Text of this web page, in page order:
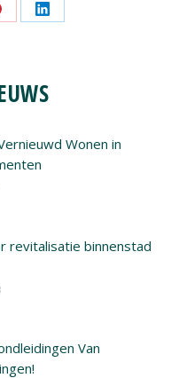
Share
Wonen in
revitalisatie binnenstad
Van